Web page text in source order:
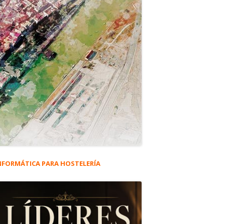
con Luz Propia 2022’ #5.039
principal
PARA HOSTELERÍA